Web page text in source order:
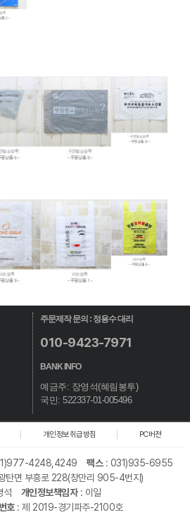
주문제작 문의 : 정용수 대리
010-9423-7971
BANK INFO
예금주: 장영석(혜림봉투)
국민: 522337-01-005496
개인정보취급방침 PC버젼
4248,4249 팩스: 031)935-6955
탄면 부흥로 228(창만리 905-4번지)
석 개인정보책임자: 이일
호: 제 2019-경기파주-2100호